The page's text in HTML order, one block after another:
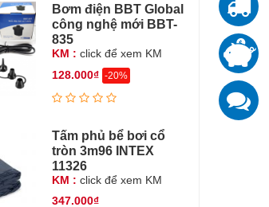
Bơm điện BBT Global
công nghệ mới BBT-
835
KM : click để xem KM
128.000₫ -20%
Tấm phủ bể bơi cổ
tròn 3m96 INTEX
11326
KM : click để xem KM
347.000₫